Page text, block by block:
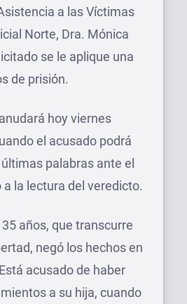
a las Víctimas
Norte, Dra. Mónica
se le aplique una
de prisión.
hoy viernes
el acusado podrá
palabras ante el
a la lectura del veredicto.
años, que transcurre
negó los hechos en
acusado de haber
a su hija, cuando